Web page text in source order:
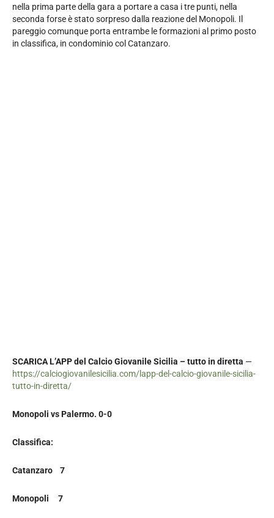
nella prima parte della gara a portare a casa i tre punti, nella
seconda forse è stato sorpreso dalla reazione del Monopoli. Il
pareggio comunque porta entrambe le formazioni al primo posto
in classifica, in condominio col Catanzaro.
SCARICA L’APP del Calcio Giovanile Sicilia – tutto in diretta —
https://calciogiovanilesicilia.com/lapp-del-calcio-giovanile-sicilia-
tutto-in-diretta/
Monopoli vs Palermo. 0-0
Classifica:
Catanzaro 7
Monopoli 7